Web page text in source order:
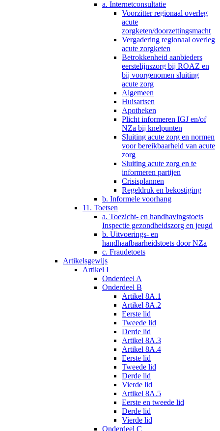
a. Internetconsultatie
Voorzitter regionaal overleg
acute
zorgketen/doorzettingsmacht
Vergadering regionaal overleg
acute zorgketen
Betrokkenheid aanbieders
eerstelijnszorg bij ROAZ en
bij voorgenomen sluiting
acute zorg
Algemeen
Huisartsen
Apotheken
Plicht informeren IGJ en/of
NZa bij knelpunten
Sluiting acute zorg en normen
voor bereikbaarheid van acute
zorg
Sluiting acute zorg en te
informeren partijen
Crisisplannen
Regeldruk en bekostiging
b. Informele voorhang
11. Toetsen
a. Toezicht- en handhavingstoets
Inspectie gezondheidszorg en jeugd
b. Uitvoerings- en
handhaafbaarheidstoets door NZa
c. Fraudetoets
Artikelsgewijs
Artikel I
Onderdeel A
Onderdeel B
Artikel 8A.1
Artikel 8A.2
Eerste lid
Tweede lid
Derde lid
Artikel 8A.3
Artikel 8A.4
Eerste lid
Tweede lid
Derde lid
Vierde lid
Artikel 8A.5
Eerste en tweede lid
Derde lid
Vierde lid
Onderdeel C